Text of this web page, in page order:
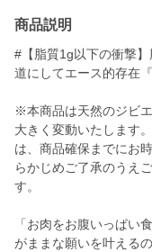
商品説明
#【脂質1g以下の衝撃
道にしてエース的存在『
※本商品は天然のジビ
大きく変動いたします
は、商品確保までにお
らかじめご了承のうえ
す。
「お肉をお腹いっぱい
がままな願いを叶える